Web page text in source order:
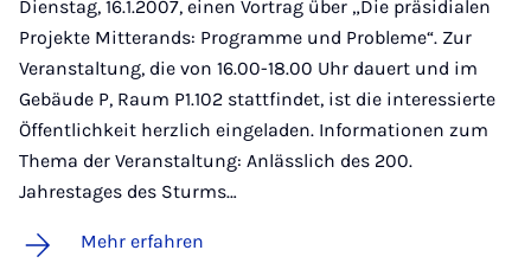
Dienstag, 16.1.2007, einen Vortrag über „Die präsidialen
Projekte Mitterands: Programme und Probleme“. Zur
Veranstaltung, die von 16.00-18.00 Uhr dauert und im
Gebäude P, Raum P1.102 stattfindet, ist die interessierte
Öffentlichkeit herzlich eingeladen. Informationen zum
Thema der Veranstaltung: Anlässlich des 200.
Jahrestages des Sturms…
Mehr erfahren